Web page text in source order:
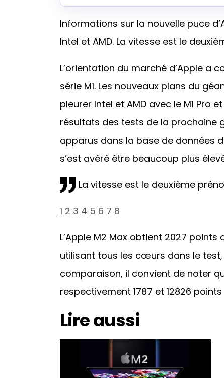
Informations sur la nouvelle puce
Intel et AMD. La vitesse est le
L’orientation du marché d’Apple a
série M1. Les nouveaux plans du
pleurer Intel et AMD avec le M1 Pro
résultats des tests de la prochaine
apparus dans la base de données
s’est avéré être beaucoup plus
La vitesse est le deuxième
1 2 3 4 5 6 7 8
L’Apple M2 Max obtient 2027
utilisant tous les cœurs dans le test,
comparaison, il convient de noter
respectivement 1787 et 12826
Lire aussi